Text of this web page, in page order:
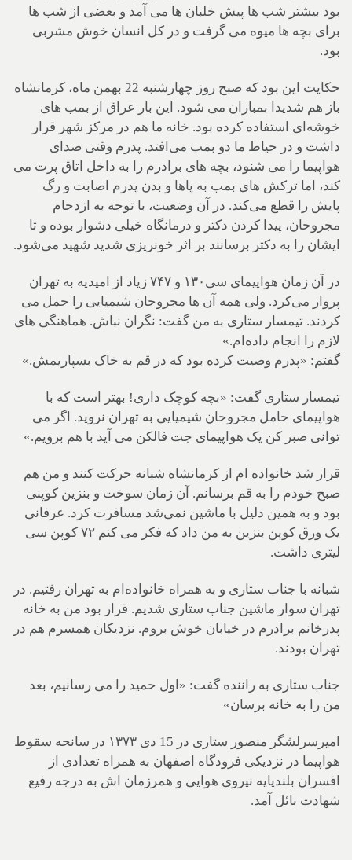
بود بیشتر شب ها پیش خلبان ها می آمد و بعضی از شب ها
برای بچه ها میوه می گرفت و در کل انسان خوش مشربی
بود.
حکایت این بود که صبح روز چهارشنبه 22 بهمن ماه، کرمانشاه
باز هم شدیدا بمباران می شود. این بار عراق از بمب های
خوشه‌ای استفاده کرده بود. خانه ما هم در مرکز شهر قرار
داشت و در حیاط ما دو بمب می‌افتد. پدرم وقتی صدای
هواپیما را می شنود، بچه های برادرم را به داخل اتاق پرت می
کند، اما ترکش های بمب به پاها و بدن پدرم اصابت و رگ
پایش را قطع می‌کند. در آن وضعیت، با توجه به ازدحام
مجروحان، پیدا کردن دکتر و درمانگاه خیلی دشوار بوده و تا
ایشان را به دکتر برسانند بر اثر خونریزی شدید شهید می‌شود.
در آن زمان هواپیمای سی۱۳۰ و ۷۴۷ زیاد از امیدیه به تهران
پرواز می‌کرد. ولی همه آن ها مجروحان شیمیایی را حمل می
کردند. تیمسار ستاری به من گفت: نگران نباش. هماهنگی های
لازم را انجام داده‌ام.»
گفتم: «پدرم وصیت کرده بود که در قم به خاک بسپاریمش.»
تیمسار ستاری گفت: «بچه کوچک داری! بهتر است که با
هواپیمای حامل مجروحان شیمیایی به تهران نروید. اگر می
توانی صبر کن یک هواپیمای جت فالکن می آید با هم برویم.»
قرار شد خانواده ام از کرمانشاه شبانه حرکت کنند و من هم
صبح خودم را به قم برسانم. آن زمان سوخت و بنزین کوپنی
بود و به همین دلیل با ماشین نمی‌شد مسافرت کرد. عرفانی
یک ورق کوپن بنزین به من داد که فکر می کنم ۷۲ کوپن سی
لیتری داشت.
شبانه با جناب ستاری و به همراه خانواده‌ام به تهران رفتیم. در
تهران سوار ماشین جناب ستاری شدیم. قرار بود من به خانه
پدرخانم برادرم در خیابان خوش بروم. نزدیکان همسرم هم در
تهران بودند.
جناب ستاری به راننده گفت: «اول حمید را می رسانیم، بعد
من را به خانه برسان»
امیرسرلشگر منصور ستاری در 15 دی ۱۳۷۳ در سانحه سقوط
هواپیما در نزدیکی فرودگاه اصفهان به همراه تعدادی از
افسران بلندپایه نیروی هوایی و همرزمان اش به درجه رفیع
شهادت نائل آمد.